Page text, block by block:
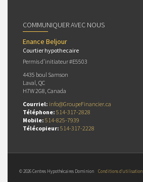
COMMUNIQUER AVEC NOUS
Enance Beljour
Courtier hypothecaire
Permis d’initiateur #E5503
4435 boul Samson
Laval, QC
H7W 2G8, Canada
Courriel: info@GroupeFinancier.ca
Téléphone: 514-317-2828
Mobile: 514-825-7939
Télécopieur: 514-317-2228
© 2026 Centres Hypothécaires Dominion Conditions d’utilisation